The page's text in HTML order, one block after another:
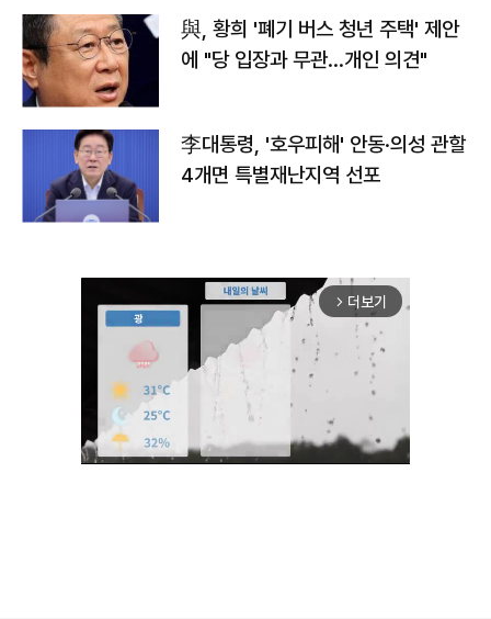
與, 황희 '폐기 버스 청년 주택' 제안
에 "당 입장과 무관…개인 의견"
李대통령, '호우피해' 안동·의성 관할
4개면 특별재난지역 선포
arrow_forward_ios 더보기